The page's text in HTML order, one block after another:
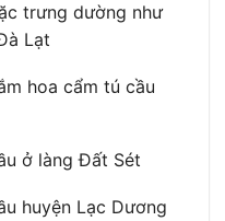
trưng dường như
Lạt
hoa cẩm tú cầu
ở làng Đất Sét
huyện Lạc Dương